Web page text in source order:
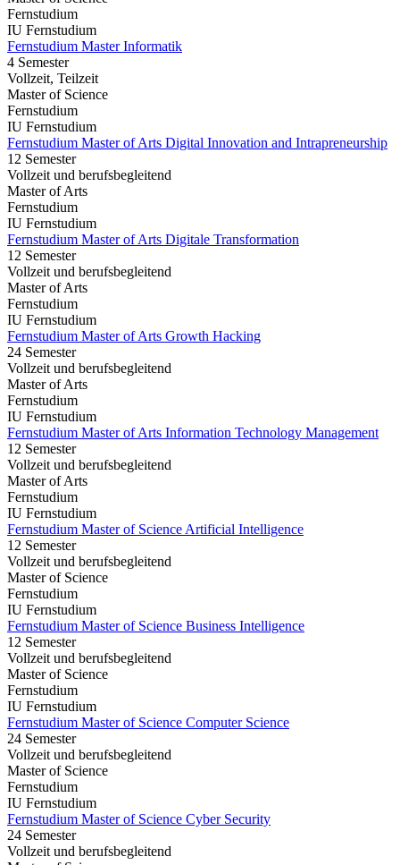
Fernstudium
IU Fernstudium
Fernstudium Master Informatik
4 Semester
Vollzeit, Teilzeit
Master of Science
Fernstudium
IU Fernstudium
Fernstudium Master of Arts Digital Innovation and Intrapreneurship
12 Semester
Vollzeit und berufsbegleitend
Master of Arts
Fernstudium
IU Fernstudium
Fernstudium Master of Arts Digitale Transformation
12 Semester
Vollzeit und berufsbegleitend
Master of Arts
Fernstudium
IU Fernstudium
Fernstudium Master of Arts Growth Hacking
24 Semester
Vollzeit und berufsbegleitend
Master of Arts
Fernstudium
IU Fernstudium
Fernstudium Master of Arts Information Technology Management
12 Semester
Vollzeit und berufsbegleitend
Master of Arts
Fernstudium
IU Fernstudium
Fernstudium Master of Science Artificial Intelligence
12 Semester
Vollzeit und berufsbegleitend
Master of Science
Fernstudium
IU Fernstudium
Fernstudium Master of Science Business Intelligence
12 Semester
Vollzeit und berufsbegleitend
Master of Science
Fernstudium
IU Fernstudium
Fernstudium Master of Science Computer Science
24 Semester
Vollzeit und berufsbegleitend
Master of Science
Fernstudium
IU Fernstudium
Fernstudium Master of Science Cyber Security
24 Semester
Vollzeit und berufsbegleitend